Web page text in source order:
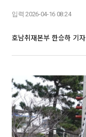
입력 2026-04-16 08:24
호남취재본부 한승하 기자